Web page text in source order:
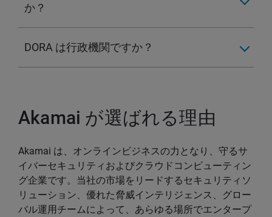
か？
DORA は行政機関ですか？
Akamai が選ばれる理由
Akamai は、オンラインビジネスの力となり、守るサ
イバーセキュリティおよびクラウドコンピューティン
グ企業です。当社の市場をリードするセキュリティソ
リューション、優れた脅威インテリジェンス、グロー
バル運用チームによって、あらゆる場所でエンタープ